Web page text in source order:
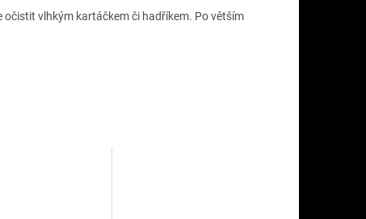
očistit vlhkým kartáčkem či hadříkem. Po větším